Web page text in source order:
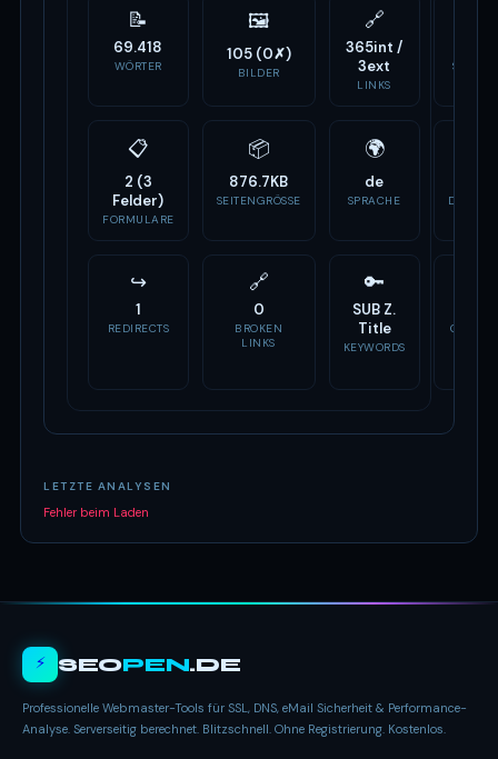
📝
69.418
WÖRTER
🖼
105 (0✗)
BILDER
🔗
365int /
3ext
LINKS
SCRIPTS
📋
2 (3
Felder)
FORMULARE
📦
876.7KB
SEITENGRÖSSE
🌍
de
SPRACHE
↪
1
REDIRECTS
🔗
0
BROKEN
LINKS
🔑
SUB Z.
Title
KEYWORDS
OG
LETZTE ANALYSEN
Fehler beim Laden
⚡ SEOPEN.DE
Professionelle Webmaster-Tools für SSL, DNS, eMail Sicherheit & Performance-
Analyse. Serverseitig berechnet. Blitzschnell. Ohne Registrierung. Kostenlos.